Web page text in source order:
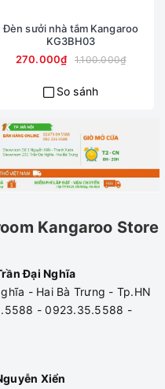
Đèn sưởi nhà tắm Kangaroo
KG3BH03
270.000₫
1.100.000₫
So sánh
Kangaroo Store
Đại Nghĩa
- Hai Bà Trưng - Tp.HN
- 0923.35.5588 -
Xiển